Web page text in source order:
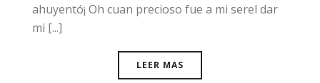
ahuyentó¡ Oh cuan precioso fue a mi serel dar
mi [...]
LEER MAS